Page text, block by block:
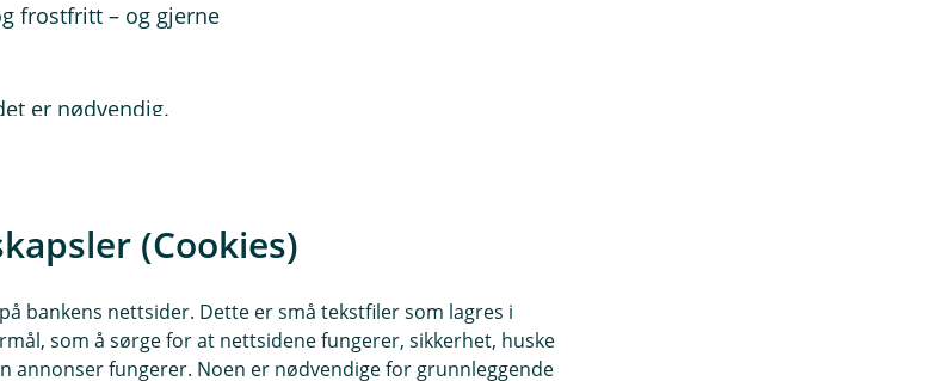
frostfritt – og gjerne
er nødvendig.
motorsykkelen
på en midtstøtte
litt frem og tilbake
(Cookies)
bankens nettsider. Dette er små tekstfiler som lagres i
som å sørge for at nettsidene fungerer, sikkerhet, huske
annonser fungerer. Noen er nødvendige for grunnleggende